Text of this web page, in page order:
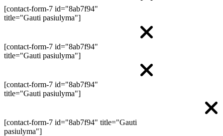
[contact-form-7 id="8ab7f94"
title="Gauti pasiulyma"]
[contact-form-7 id="8ab7f94"
title="Gauti pasiulyma"]
[contact-form-7 id="8ab7f94"
title="Gauti pasiulyma"]
[contact-form-7 id="8ab7f94" title="Gauti
pasiulyma"]